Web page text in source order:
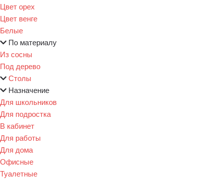
Цвет орех
Цвет венге
Белые
По материалу
Из сосны
Под дерево
Столы
Назначение
Для школьников
Для подростка
В кабинет
Для работы
Для дома
Офисные
Туалетные